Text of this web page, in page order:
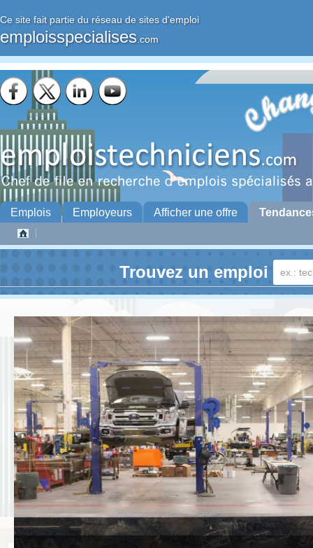
Ce site fait partie du réseau de sites d'emploi
emploisspecialises .com
Emplois Employeurs Afficher une offre
Trouvez un emploi